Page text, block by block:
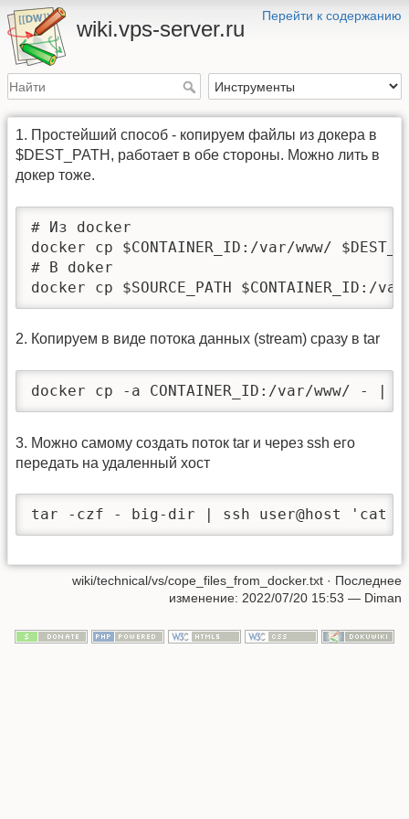
Перейти к содержанию
wiki.vps-server.ru
1. Простейший способ - копируем файлы из докера в
$DEST_PATH, работает в обе стороны. Можно лить в
докер тоже.
# Из docker
docker cp $CONTAINER_ID:/var/www/
# В doker
docker cp $SOURCE_PATH $CONTAINER_ID:/
2. Копируем в виде потока данных (stream) сразу в tar
docker cp -a CONTAINER_ID:/var/www/ -
3. Можно самому создать поток tar и через ssh его
передать на удаленный хост
wiki/technical/vs/cope_files_from_docker.txt · Последнее
изменение: 2022/07/20 15:53 — Diman